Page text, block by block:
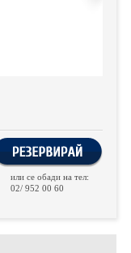
или се обади на тел:
02/ 952 00 60